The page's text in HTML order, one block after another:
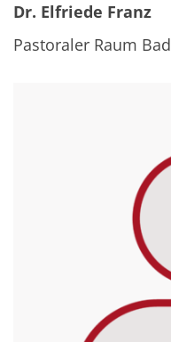
Dr. Elfriede Franz
Pastoraler Raum